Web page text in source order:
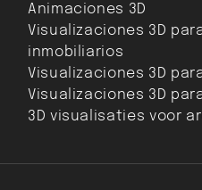
Animaciones 3D
Visualizaciones 3D
inmobiliarios
Visualizaciones 3D
Visualizaciones 3D
3D visualisaties voor